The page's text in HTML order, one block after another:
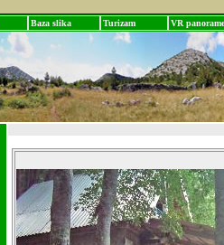
Baza slika Turizam VR panorame